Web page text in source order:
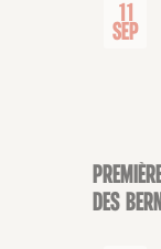
11
Sep
SOIRÉE
des